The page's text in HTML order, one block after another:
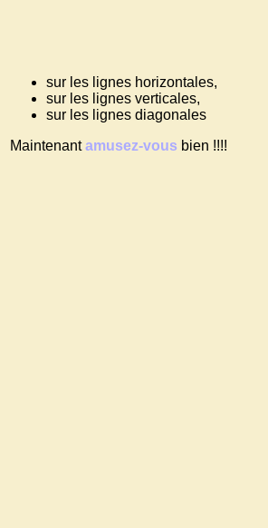
sur les lignes horizontales,
sur les lignes verticales,
sur les lignes diagonales
Maintenantamusez-vous bien !!!!